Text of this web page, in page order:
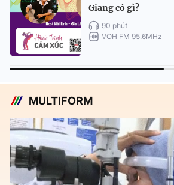
Giang có gì?
90 phút
VOH FM 95.6MHz
MULTIFORM